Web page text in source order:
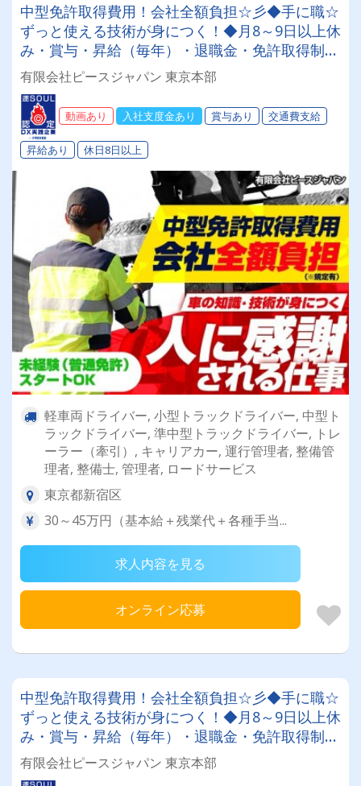
中型免許取得費用！会社全額負担☆彡◆手に職☆
ずっと使える技術が身につく！◆月8～9日以上休
み・賞与・昇給（毎年）・退職金・免許取得制度
や各種豊富な手当も充実♪月収30万～45万円♪未
経験スタートOK！！！
有限会社ピースジャパン 東京本部
動画あり 入社支度金あり 賞与あり 交通費支給
昇給あり 休日8日以上
軽車両ドライバー, 小型トラックドライバー, 中型ト
ラックドライバー, 準中型トラックドライバー, トレ
ーラー（牽引）, キャリアカー, 運行管理者, 整備管
理者, 整備士, 管理者, ロードサービス
東京都新宿区
30～45万円（基本給＋残業代＋各種手当...
求人内容を見る
オンライン応募
中型免許取得費用！会社全額負担☆彡◆手に職☆
ずっと使える技術が身につく！◆月8～9日以上休
み・賞与・昇給（毎年）・退職金・免許取得制度
や各種豊富な手当も充実♪月収30万～45万円♪未
経験スタートOK！！！
有限会社ピースジャパン 東京本部